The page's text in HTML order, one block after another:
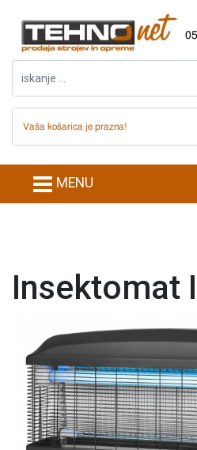
Vaša košarica je prazna!
MENU
Insektomat